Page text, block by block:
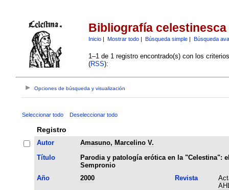
Bibliografía celestinesca
Inicio| Mostrar todo| Búsqueda simple| Búsqueda
1–1 de 1 registro encontrado(s) con los
(RSS):
Opciones de búsqueda y visualización
Seleccionar todo Deseleccionar todo
Registro
Autor
Amasuno, Marcelino V.
Título
Parodia y patología erótica en la "Celestina":
Sempronio
Año
2000 Revista